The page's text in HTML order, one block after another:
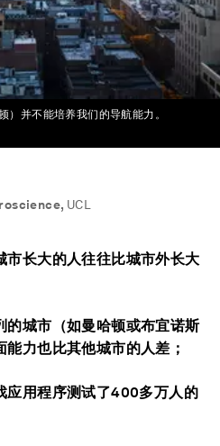
）并不能培养我们的导航能力。
, UCL
市长大的人往往比城市外长大
的城市（如曼哈顿或布宜诺斯
力也比其他城市的人差；
应用程序测试了400多万人的